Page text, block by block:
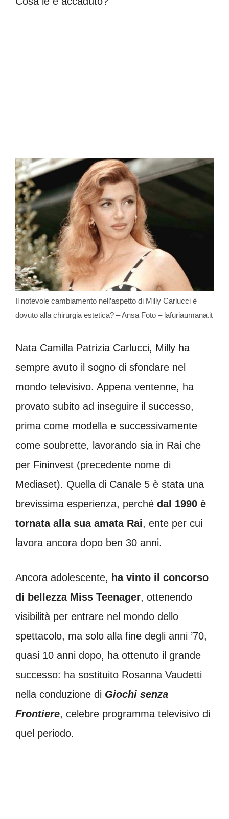
Il notevole cambiamento nell’aspetto di Milly Carlucci è
dovuto alla chirurgia estetica? – Ansa Foto – lafuriaumana.it
Nata Camilla Patrizia Carlucci, Milly ha
sempre avuto il sogno di sfondare nel
mondo televisivo. Appena ventenne, ha
provato subito ad inseguire il successo,
prima come modella e successivamente
come soubrette, lavorando sia in Rai che
per Fininvest (precedente nome di
Mediaset). Quella di Canale 5 è stata una
brevissima esperienza, perché dal 1990 è
tornata alla sua amata Rai, ente per cui
lavora ancora dopo ben 30 anni.
Ancora adolescente, ha vinto il concorso
di bellezza Miss Teenager, ottenendo
visibilità per entrare nel mondo dello
spettacolo, ma solo alla fine degli anni ’70,
quasi 10 anni dopo, ha ottenuto il grande
successo: ha sostituito Rosanna Vaudetti
nella conduzione di Giochi senza
Frontiere, celebre programma televisivo di
quel periodo.